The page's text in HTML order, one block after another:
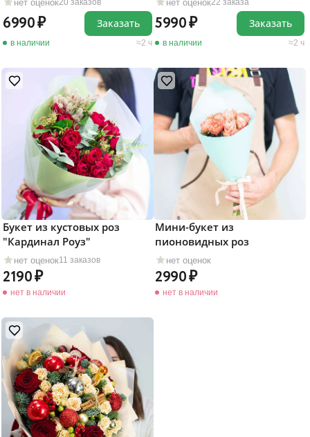
нет оценок20 заказов
6990
в наличии 2 ч
Заказать
нет оценок22 заказа
5990
в наличии 2 ч
Заказать
нет оценок11 заказов
Букет из кустовых роз
"Кардинал Роуз"
2190
нет в наличии
нет оценок
Мини-букет из
пионовидных роз
2990
нет в наличии